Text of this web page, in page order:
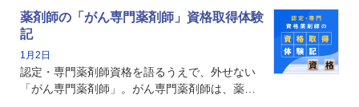
とから、救急認定薬剤師を目指す病院薬剤師も
増えているのではないでしょうか。今回はそん
な救急認定薬剤師の取得体験記をご紹介しま
す。
薬剤師の「がん専門薬剤師」資格取得体験
記
1月2日
認定・専門薬剤師資格を語るうえで、外せない
「がん専門薬剤師」。がん専門薬剤師は、薬剤